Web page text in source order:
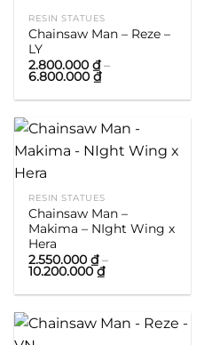
₫
₫
RESIN STATUES
Chainsaw Man – Reze –
LY
2.800.000₫ –
6.800.000₫Khoảng
giá:
từ
đến
6.800.000 ₫
₫
₫
RESIN STATUES
Chainsaw Man –
Makima – NIght Wing x
Hera
2.550.000₫ –
10.200.000₫Khoảng
giá:
từ
đến
10.200.000 ₫